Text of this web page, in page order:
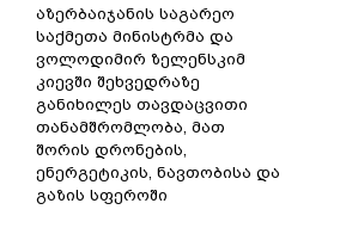
აზერბაიჯანის საგარეო
საქმეთა მინისტრმა და
ვოლოდიმირ ზელენსკიმ
კიევში შეხვედრაზე
განიხილეს თავდაცვითი
თანამშრომლობა, მათ
შორის დრონების,
ენერგეტიკის, ნავთობისა და
გაზის სფეროში